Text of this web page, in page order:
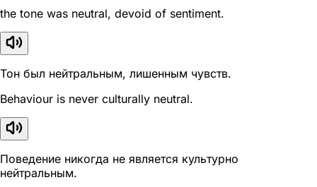
the tone was neutral, devoid of sentiment.
Тон был нейтральным, лишенным чувств.
Behaviour is never culturally neutral.
Поведение никогда не является культурно
нейтральным.